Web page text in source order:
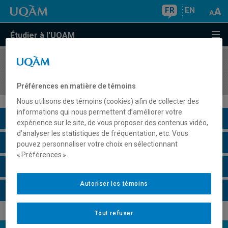
FR EN
Étudier à l'UQAM
COURS//
Description du cours
Horaire - Été 2026
Préférences en matière de témoins
Nous utilisons des témoins (cookies) afin de collecter des
informations qui nous permettent d’améliorer votre
expérience sur le site, de vous proposer des contenus vidéo,
d’analyser les statistiques de fréquentation, etc. Vous
pouvez personnaliser votre choix en sélectionnant
« Préférences ».
Tout refuser
Autoriser les témoins